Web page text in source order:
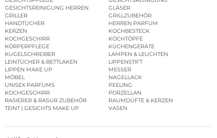
GESICHTSREINIGUNG HERREN
GLÄSER
GRILLER
GRILLZUBEHÖR
HANDTÜCHER
HERREN PARFUM
KERZEN
KOCHBESTECK
KOCHGESCHIRR
KOCHTÖPFE
KÖRPERPFLEGE
KÜCHENGERÄTE
KUGELSCHREIBER
LAMPEN & LEUCHTEN
LEINTÜCHER & BETTLAKEN
LIPPENSTIFT
LIPPEN MAKE UP
MESSER
MÖBEL
NAGELLACK
UNISEX PARFUMS
PEELING
KOCHGESCHIRR
PORZELLAN
RASIERER & RASUR ZUBEHÖR
RAUMDÜFTE & KERZEN
TEINT | GESICHTS MAKE UP
VASEN